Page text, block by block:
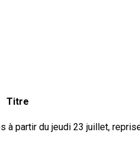
partir du jeudi 23 juillet,
Titre